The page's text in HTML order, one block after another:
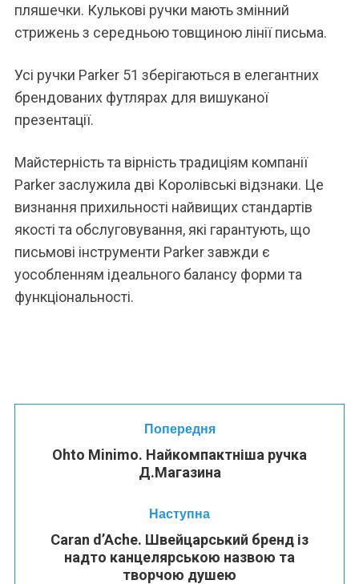
пляшечки. Кулькові ручки мають змінний
стрижень з середньою товщиною лінії письма.
Усі ручки Parker 51 зберігаються в елегантних
брендованих футлярах для вишуканої
презентації.
Майстерність та вірність традиціям компанії
Parker заслужила дві Королівські відзнаки. Це
визнання прихильності найвищих стандартів
якості та обслуговування, які гарантують, що
письмові інструменти Parker завжди є
уособленням ідеального балансу форми та
функціональності.
Попередня
Ohto Minimo. Найкомпактніша ручка
Д.Магазина
Наступна
Caran d’Ache. Швейцарський бренд із
надто канцелярською назвою та
творчою душею